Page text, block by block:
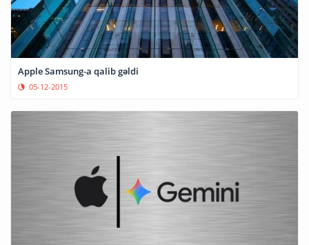
Apple Samsung-a qalib gəldi
05-12-2015